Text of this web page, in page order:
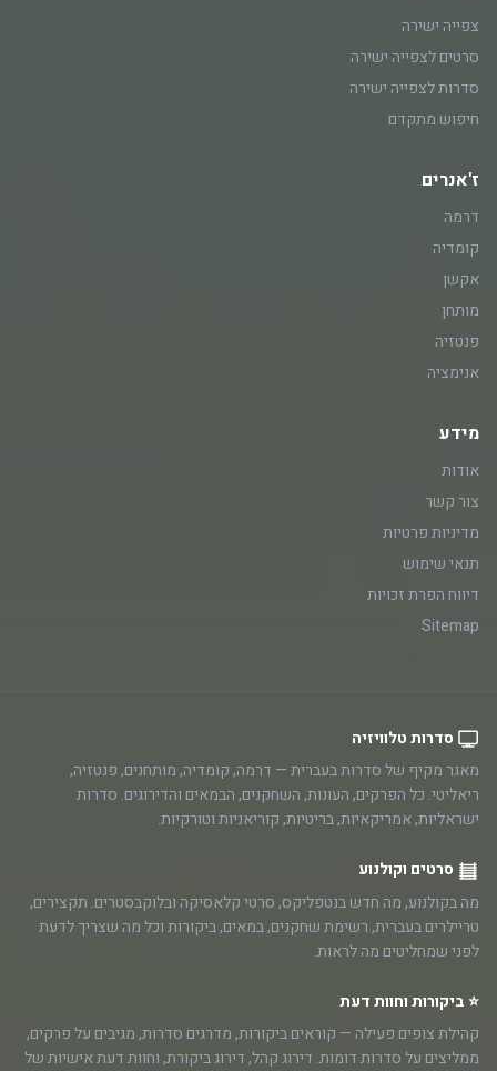
צפייה ישירה
סרטים לצפייה ישירה
סדרות לצפייה ישירה
חיפוש מתקדם
ז'אנרים
דרמה
קומדיה
אקשן
מותחן
פנטזיה
אנימציה
מידע
אודות
צור קשר
מדיניות פרטיות
תנאי שימוש
דיווח הפרת זכויות
Sitemap
סדרות טלוויזיה
מאגר מקיף של סדרות בעברית — דרמה, קומדיה, מותחנים, פנטזיה,
ריאליטי. כל הפרקים, העונות, השחקנים, הבמאים והדירוגים. סדרות
ישראליות, אמריקאיות, בריטיות, קוריאניות וטורקיות.
סרטים וקולנוע
מה בקולנוע, מה חדש בנטפליקס, סרטי קלאסיקה ובלוקבסטרים. תקצירים,
טריילרים בעברית, רשימת שחקנים, במאים, ביקורות וכל מה שצריך לדעת
לפני שמחליטים מה לראות.
⭐ ביקורות וחוות דעת
קהילת צופים פעילה — קוראים ביקורות, מדרגים סדרות, מגיבים על פרקים,
ממליצים על סדרות דומות. דירוג קהל, דירוג ביקורת, וחוות דעת אישיות של